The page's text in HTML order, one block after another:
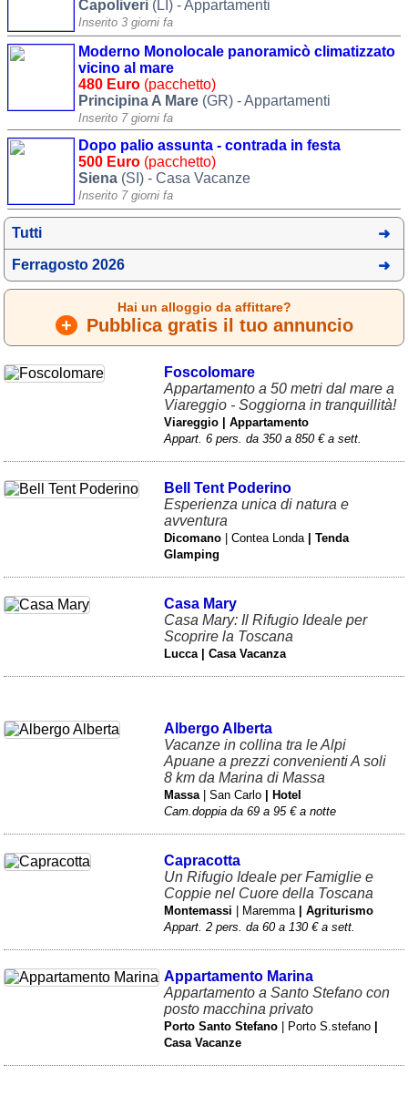
Capoliveri (LI) - Appartamenti
Inserito 3 giorni fa
Moderno Monolocale panoramicò climatizzato
vicino al mare
480 Euro (pacchetto)
Principina A Mare (GR) - Appartamenti
Inserito 7 giorni fa
Dopo palio assunta - contrada in festa
500 Euro (pacchetto)
Siena (SI) - Casa Vacanze
Inserito 7 giorni fa
Tutti
Ferragosto 2026
Hai un alloggio da affittare?
+ Pubblica gratis il tuo annuncio
Foscolomare
Appartamento a 50 metri dal mare a
Viareggio - Soggiorna in tranquillità!
Viareggio | Appartamento
Appart. 6 pers. da 350 a 850 € a sett.
Bell Tent Poderino
Esperienza unica di natura e
avventura
Dicomano | Contea Londa| Tenda
Glamping
Casa Mary
Casa Mary: Il Rifugio Ideale per
Scoprire la Toscana
Lucca | Casa Vacanza
Albergo Alberta
Vacanze in collina tra le Alpi
Apuane a prezzi convenienti A soli
8 km da Marina di Massa
Massa | San Carlo | Hotel
Cam.doppia da 69 a 95 € a notte
Capracotta
Un Rifugio Ideale per Famiglie e
Coppie nel Cuore della Toscana
Montemassi | Maremma| Agriturismo
Appart. 2 pers. da 60 a 130 € a sett.
Appartamento Marina
Appartamento a Santo Stefano con
posto macchina privato
Porto Santo Stefano | Porto S.stefano
Casa Vacanze